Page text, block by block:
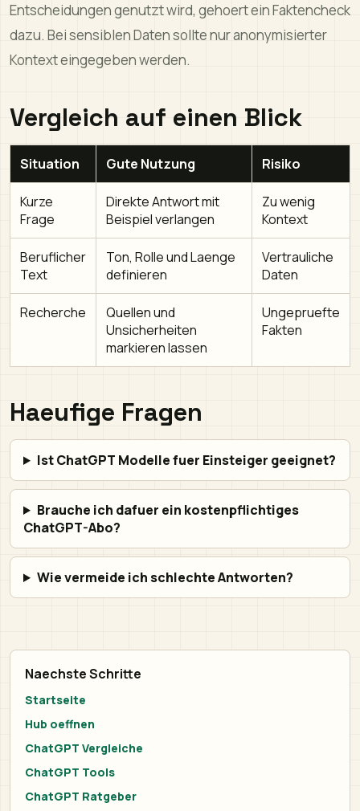
Entscheidungen genutzt wird, gehoert ein Faktencheck
dazu. Bei sensiblen Daten sollte nur anonymisierter
Kontext eingegeben werden.
Vergleich auf einen Blick
Situation Gute Nutzung Risiko
Kurze
Frage
Direkte Antwort mit
Beispiel verlangen
Zu wenig
Kontext
Beruflicher
Text
Ton, Rolle und Laenge
definieren
Vertrauliche
Daten
Recherche
Quellen und
Unsicherheiten
markieren lassen
Ungepruefte
Fakten
Haeufige Fragen
Ist ChatGPT Modelle fuer Einsteiger geeignet?
Brauche ich dafuer ein kostenpflichtiges
ChatGPT-Abo?
Wie vermeide ich schlechte Antworten?
Naechste Schritte
Startseite
Hub oeffnen
ChatGPT Vergleiche
ChatGPT Tools
ChatGPT Ratgeber